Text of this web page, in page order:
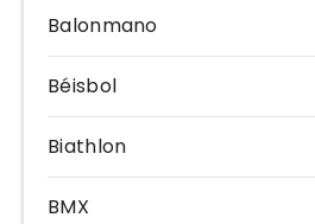
Balonmano
Béisbol
Biathlon
BMX